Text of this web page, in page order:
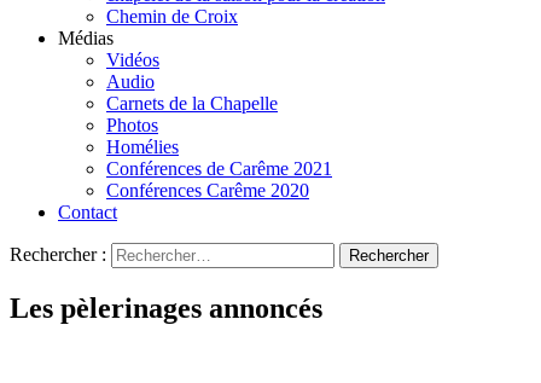
Chemin de Croix
Médias
Vidéos
Audio
Carnets de la Chapelle
Photos
Homélies
Conférences de Carême 2021
Conférences Carême 2020
Contact
Rechercher :
Les pèlerinages annoncés